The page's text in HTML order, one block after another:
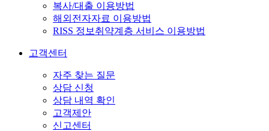
복사/대출 이용방법
해외전자자료 이용방법
RISS 정보취약계층 서비스 이용방법
고객센터
자주 찾는 질문
상담 신청
상담 내역 확인
고객제안
신고센터